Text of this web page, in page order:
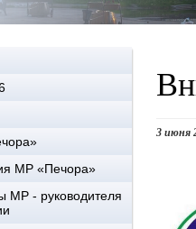
МР «Печора»
МР - руководителя
3 июня